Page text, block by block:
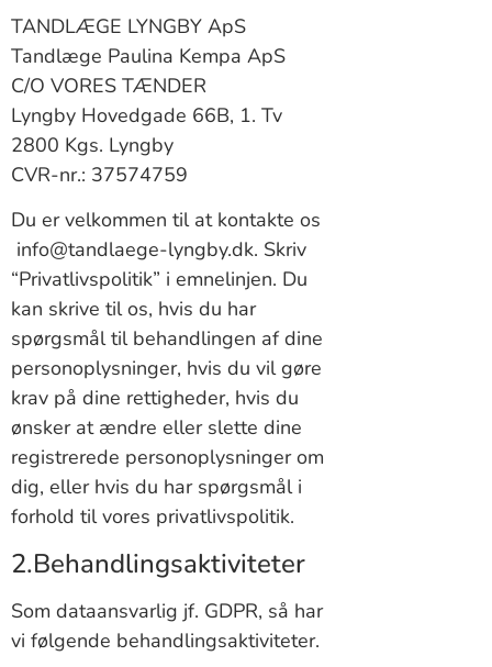
TANDLÆGE LYNGBY ApS
Tandlæge Paulina Kempa ApS
C/O VORES TÆNDER
Lyngby Hovedgade 66B, 1. Tv
2800 Kgs. Lyngby
CVR-nr.: 37574759
Du er velkommen til at kontakte os
info@tandlaege-lyngby.dk. Skriv
“Privatlivspolitik” i emnelinjen. Du
kan skrive til os, hvis du har
spørgsmål til behandlingen af dine
personoplysninger, hvis du vil gøre
krav på dine rettigheder, hvis du
ønsker at ændre eller slette dine
registrerede personoplysninger om
dig, eller hvis du har spørgsmål i
forhold til vores privatlivspolitik.
2.Behandlingsaktiviteter
Som dataansvarlig jf. GDPR, så har
vi følgende behandlingsaktiviteter.